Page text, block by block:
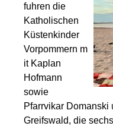
fuhren die
Katholischen
Küstenkinder
Vorpommern m
it Kaplan
Hofmann
sowie
Pfarrvikar
Greifswald, die